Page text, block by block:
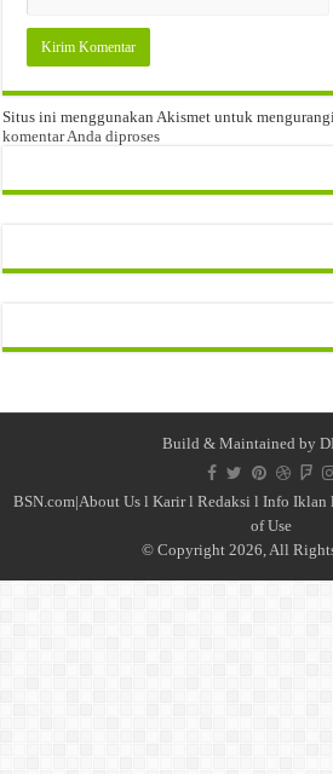
Situs ini menggunakan Akismet untuk
komentar Anda diproses
Build & Maintained by
BSN.com|About Us l Karirl Redaksi l Info Iklan l
of Use
© Copyright 2026, All